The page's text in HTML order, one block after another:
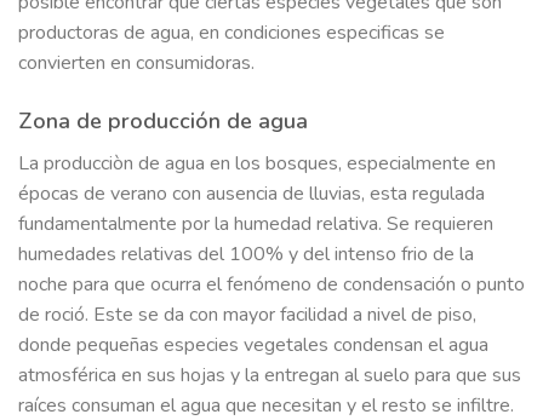
productoras de agua, en condiciones especificas se
convierten en consumidoras.
Zona de producción de agua
La producciòn de agua en los bosques, especialmente en
épocas de verano con ausencia de lluvias, esta regulada
fundamentalmente por la humedad relativa. Se requieren
humedades relativas del 100% y del intenso frio de la
noche para que ocurra el fenómeno de condensación o punto
de roció. Este se da con mayor facilidad a nivel de piso,
donde pequeñas especies vegetales condensan el agua
atmosférica en sus hojas y la entregan al suelo para que sus
raíces consuman el agua que necesitan y el resto se infiltre.